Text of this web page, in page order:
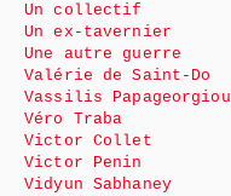
Un collectif
Un ex-tavernier
Une autre guerre
Valérie de Saint-Do
Vassilis Papageorgiou
Véro Traba
Victor Collet
Victor Penin
Vidyun Sabhaney